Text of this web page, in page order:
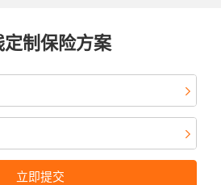
定制保险方案
立即提交